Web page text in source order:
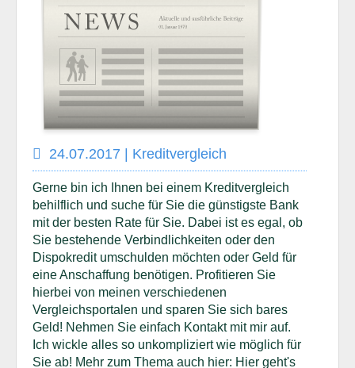
24.07.2017 | Kreditvergleich
Gerne bin ich Ihnen bei einem Kreditvergleich
behilflich und suche für Sie die günstigste Bank
mit der besten Rate für Sie. Dabei ist es egal, ob
Sie bestehende Verbindlichkeiten oder den
Dispokredit umschulden möchten oder Geld für
eine Anschaffung benötigen. Profitieren Sie
hierbei von meinen verschiedenen
Vergleichsportalen und sparen Sie sich bares
Geld! Nehmen Sie einfach Kontakt mit mir auf.
Ich wickle alles so unkompliziert wie möglich für
Sie ab! Mehr zum Thema auch hier: Hier geht's